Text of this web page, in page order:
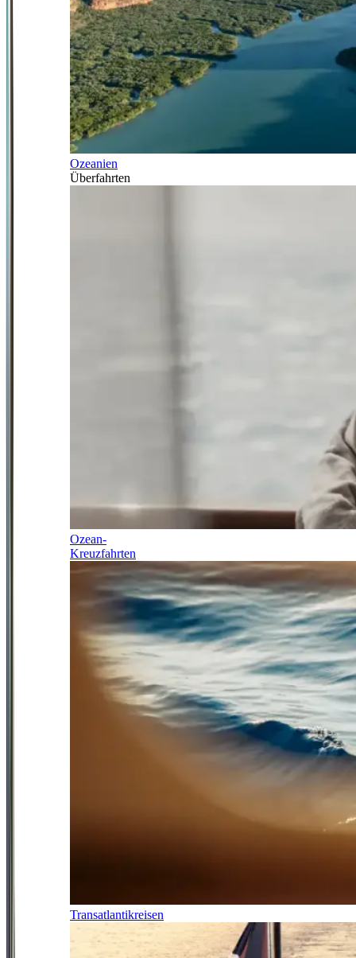
Ozeanien
Überfahrten
Ozean-
Kreuzfahrten
Transatlantikreisen